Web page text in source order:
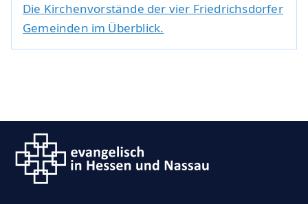
Die Kirchenvorstände der vier Friedrichsdorfer
Gemeinden im Überblick.